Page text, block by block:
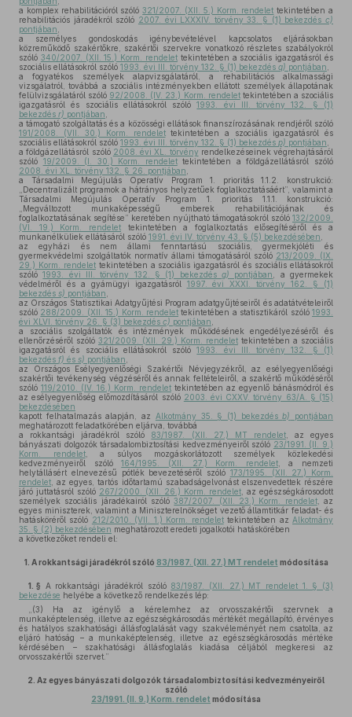
a komplex rehabilitációról szóló321/2007. (XII. 5.) Korm. rendelet tekintetében a
rehabilitációs járadékról szóló 2007. évi LXXXIV. törvény 33. § (1) bekezdésc)
pontjában
a személyes gondoskodás igénybevételével kapcsolatos eljárásokban
közreműködő szakértőkre, szakértői szervekre vonatkozó részletes szabályokról
szóló 340/2007. (XII. 15.) Korm. rendelet tekintetében a szociális igazgatásról és
szociális ellátásokról szóló 1993. évi III. törvény 132. § (1) bekezdés q) pontjában
a fogyatékos személyek alapvizsgálatáról, a rehabilitációs alkalmassági
vizsgálatról, továbbá a szociális intézményekben ellátott személyek állapotának
felülvizsgálatáról szóló 92/2008. (IV. 23.) Korm. rendelettekintetében a szociális
igazgatásról és szociális ellátásokról szóló1993. évi III. törvény 132. § (1)
bekezdés r) pontjában
a támogató szolgáltatás és a közösségi ellátások finanszírozásának rendjéről szóló
191/2008. (VII. 30.) Korm. rendelettekintetében a szociális igazgatásról és
szociális ellátásokról szóló 1993. évi III. törvény 132. § (1) bekezdés p) pontjában
a földgázellátásról szóló 2008. évi XL. törvény rendelkezéseinek végrehajtásáról
szóló 19/2009. (I. 30.) Korm. rendelettekintetében a földgázellátásról szóló
2008. évi XL. törvény 132. § 26. pontjában
a Társadalmi Megújulás Operatív Program 1. prioritás 1.1.2. konstrukció:
„Decentralizált programok a hátrányos helyzetűek foglalkoztatásáért”, valamint a
Társadalmi Megújulás Operatív Program 1. prioritás 1.1.1. konstrukció:
„Megváltozott munkaképességű emberek rehabilitációjának és
foglalkoztatásának segítése” keretében nyújtható támogatásokról szóló 132/2009.
(VI. 19.) Korm. rendelet tekintetében a foglalkoztatás elősegítéséről és a
munkanélküliek ellátásáról szóló 1991. évi IV. törvény 43. § (5) bekezdésében
az egyházi és nem állami fenntartású szociális, gyermekjóléti és
gyermekvédelmi szolgáltatók normatív állami támogatásáról szóló 213/2009. (IX.
29.) Korm. rendelettekintetében a szociális igazgatásról és szociális ellátásokról
szóló1993. évi III. törvény 132. § (1) bekezdésg) pontjában
, a gyermekek
védelméről és a gyámügyi igazgatásról 1997. évi XXXI. törvény 162. § (1)
bekezdés s) pontjában
az Országos Statisztikai Adatgyűjtési Program adatgyűjtéseiről és adatátvételeiről
szóló 288/2009. (XII. 15.) Korm. rendelet tekintetében a statisztikáról szóló1993.
évi XLVI. törvény 26. § (3) bekezdés c) pontjában
a szociális szolgáltatók és intézmények működésének engedélyezéséről és
ellenőrzéséről szóló 321/2009. (XII. 29.) Korm. rendelet tekintetében a szociális
igazgatásról és szociális ellátásokról szóló1993. évi III. törvény 132. § (1)
bekezdés f) és s) pontjában
az Országos Esélyegyenlőségi Szakértői Névjegyzékről, az esélyegyenlőségi
szakértői tevékenység végzéséről és annak feltételeiről, a szakértő működéséről
szóló 119/2010. (IV. 16.) Korm. rendelet tekintetében az egyenlő bánásmódról és
az esélyegyenlőség előmozdításáról szóló 2003. évi CXXV. törvény 63/A. § (15)
bekezdésében
kapott felhatalmazás alapján, az Alkotmány 35. § (1) bekezdésb)
pontjában
meghatározott feladatkörében eljárva, továbbá
a rokkantsági járadékról szóló 83/1987. (XII. 27.) MT rendelet, az egyes
bányászati dolgozók társadalombiztosítási kedvezményeiről szóló 23/1991. (II. 9.)
Korm. rendelet, a súlyos mozgáskorlátozott személyek közlekedési
kedvezményeiről szóló164/1995. (XII. 27.) Korm. rendelet, a nemzeti
helytállásért elnevezésű pótlék bevezetéséről szóló 173/1995. (XII. 27.) Korm.
rendelet , az egyes, tartós időtartamú szabadságelvonást elszenvedettek részére
járó juttatásról szóló 267/2000. (XII. 26.) Korm. rendelet , az egészségkárosodott
személyek szociális járadékairól szóló387/2007. (XII. 23.) Korm. rendelet, az
egyes miniszterek, valamint a Miniszterelnökséget vezető államtitkár feladat- és
hatásköréről szóló 212/2010. (VII. 1.) Korm. rendelettekintetében az Alkotmány
35. § (2) bekezdésében meghatározott eredeti jogalkotói hatáskörében
a következőket rendeli el:
1. A rokkantsági járadékról szóló 83/1987. (XII. 27.) MT rendelet módosítása
1. § A rokkantsági járadékról szóló 83/1987. (XII. 27.) MT rendelet 1. § (3)
bekezdése helyébe a következő rendelkezés lép:
„(3) Ha az igénylő a kérelemhez az orvosszakértői szervnek a
munkaképtelenség, illetve az egészségkárosodás mértékét megállapító, érvényes
és hatályos szakhatósági állásfoglalását vagy szakvéleményét nem csatolta, az
eljáró hatóság – a munkaképtelenség, illetve az egészségkárosodás mértéke
kérdésében – szakhatósági állásfoglalás kiadása céljából megkeresi az
orvosszakértői szervet.”
2. Az egyes bányászati dolgozók társadalombiztosítási kedvezményeiről
szóló
23/1991. (II. 9.) Korm. rendelet módosítása